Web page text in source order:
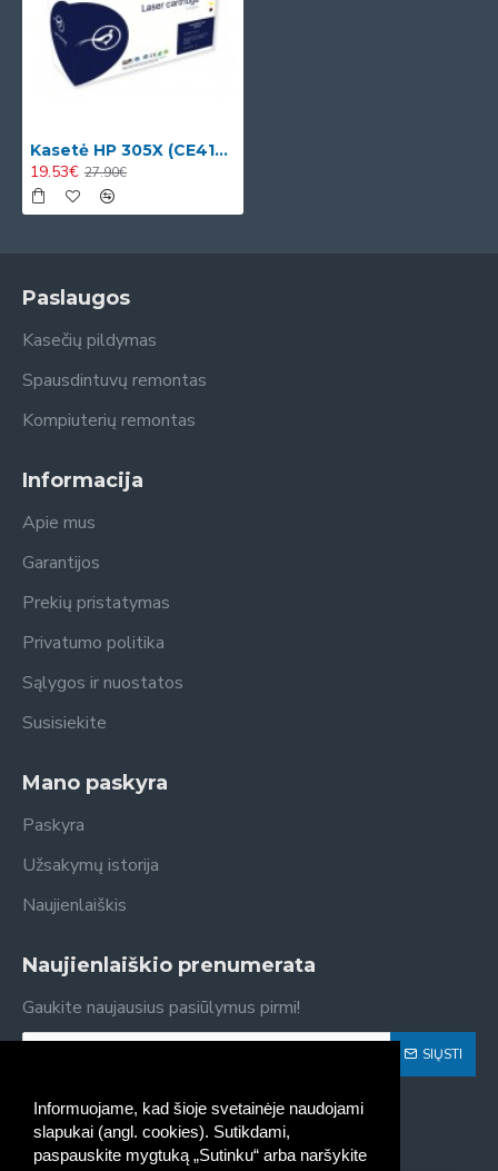
Informuojame, kad šioje svetainėje naudojami
slapukai (angl. cookies). Sutikdami,
paspauskite mygtuką „Sutinku“ arba naršykite
Kasetė HP 305X (CE410X)
19.53€ 27.90€
Paslaugos
Kasečių pildymas
Spausdintuvų remontas
Kompiuterių remontas
Informacija
Apie mus
Garantijos
Prekių pristatymas
Privatumo politika
Sąlygos ir nuostatos
Susisiekite
Mano paskyra
Paskyra
Užsakymų istorija
Naujienlaiškis
Naujienlaiškio prenumerata
Gaukite naujausius pasiūlymus pirmi!
SIŲSTI
Susipažinau ir sutinku su Privatumo politika